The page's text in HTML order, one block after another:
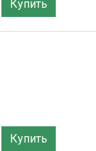
Купить
Купить